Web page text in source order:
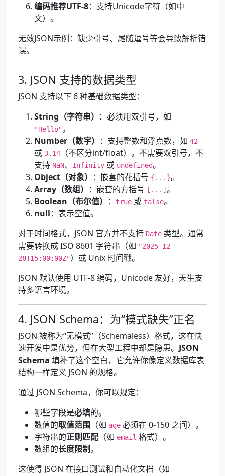
编码推荐UTF-8：支持Unicode字符（如中
文）。
无效JSON示例：缺少引号、尾随逗号等会导致解析错
误。
3. JSON 支持的数据类型
JSON 支持以下 6 种基础数据类型：
String（字符串） ：必须用双引号，如
"Hello"。
Number（数字） ：支持整数和浮点数，如 42
或 3.14
（不区分int/float）。不需要双引号，不
支持 NaN、 Infinity 或 undefined。
Object（对象） ：嵌套的花括号 {...}。
Array（数组） ：嵌套的方括号 [...] 。
Boolean（布尔值） ： true 或 false。
null：表示空值。
对于时间格式，JSON 官方并不支持 Date 类型。通常
需要转换成 ISO 8601 字符串（如 "2025-12-
28T15:00:00Z"）或 Unix 时间戳。
JSON 默认使用 UTF-8 编码，Unicode 友好，天生支
持多语言环境。
4. JSON Schema：为“模式缺失”正名
JSON 被称为“无模式”（Schemaless）格式，这在快
速开发中是优势，但在大型工程中却是隐患。 JSON
Schema 填补了这个空白，它允许你像定义数据库表
结构一样定义 JSON 的规格。
通过 JSON Schema，你可以规定：
哪些字段是必填的。
数值的取值范围 （如 age 必须在 0-150 之间）。
字符串的正则匹配 （如 email 格式）。
数组的长度限制。
这使得 JSON 在接口测试和自动化文档（如